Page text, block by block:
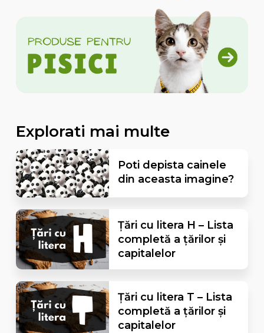
Explorati mai multe
Poti depista cainele
din aceasta imagine?
Țări cu litera H – Lista
completă a țărilor și
capitalelor
Țări cu litera T – Lista
completă a țărilor și
capitalelor